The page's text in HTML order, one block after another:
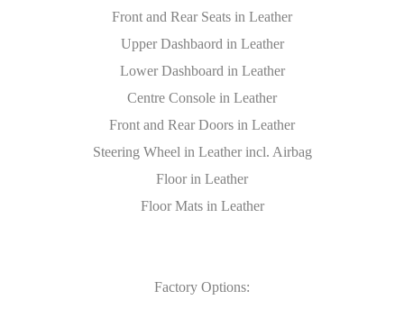
Front and Rear Seats in Leather
Upper Dashbaord in Leather
Lower Dashboard in Leather
Centre Console in Leather
Front and Rear Doors in Leather
Steering Wheel in Leather incl. Airbag
Floor in Leather
Floor Mats in Leather
Factory Options: